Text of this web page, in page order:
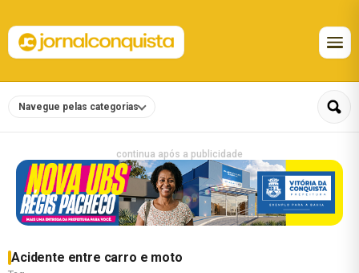
Navegue pelas categorias
continua após a publicidade
Acidente entre carro e moto